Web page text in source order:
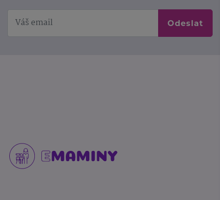
Odeslat